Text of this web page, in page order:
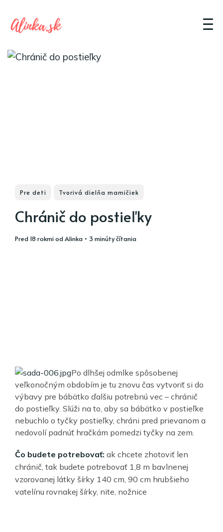
Pre deti Tvorivá dielňa mamičiek
Chránič do postieľky
pred 18 rokmiodAlinka • 3 minúty čítania
Po dlhšej odmlke spôsobenej
veľkonočným obdobím je tu znovu čas vytvoriť si do
výbavy pre bábätko ďalšiu potrebnú vec – chránič
do postieľky. Slúži na to, aby sa bábätko v postieľke
nebuchlo o tyčky postieľky, chráni pred prievanom a
nedovolí padnúť hračkám pomedzi tyčky na zem.
Čo budete potrebovať: ak chcete zhotoviť len
chránič, tak budete potrebovať 1,8 m bavlnenej
vzorovanej látky šírky 140 cm, 90 cm hrubšieho
vatelínu rovnakej šírky, nite, nožnice